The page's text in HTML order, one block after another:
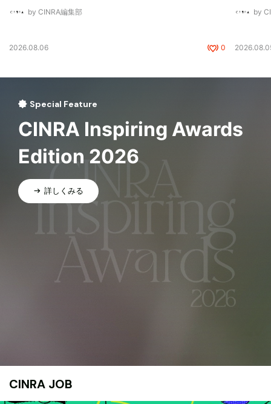
by CINRA編集部
2026.08.06 0
by
Special Feature
CINRA Inspiring Awards
Edition 2026
詳しくみる
CINRA JOB